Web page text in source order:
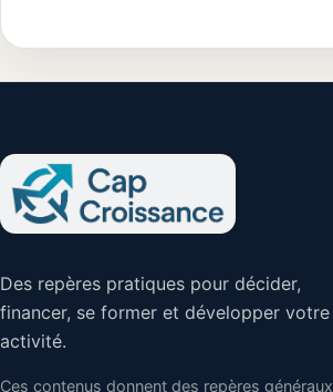
droit
Des repères pratiques pour décider,
financer, se former et développer votre
activité.
Ces contenus donnent des repères généraux